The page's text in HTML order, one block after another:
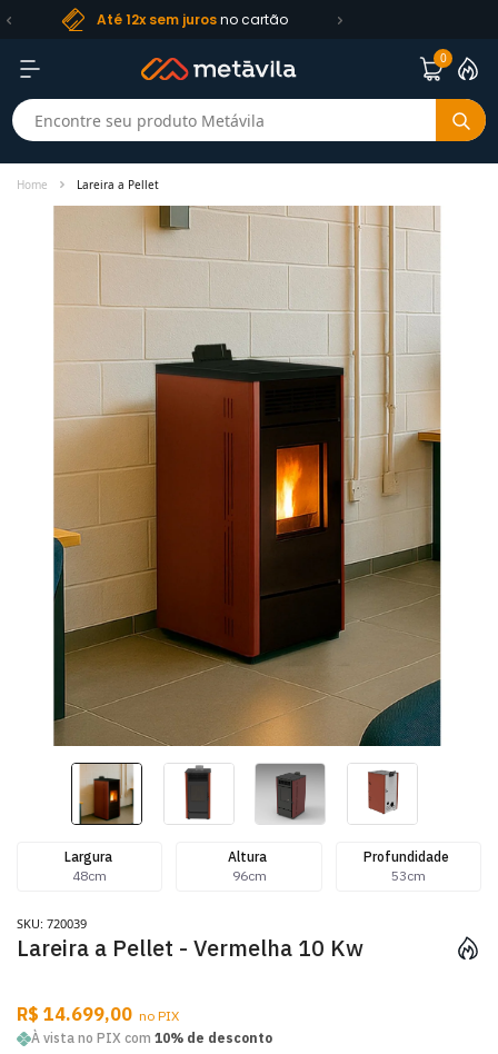
Até 12x sem jurosno cartão
0
Home Lareira a Pellet
Largura
48cm
Altura
96cm
Profundidade
53cm
Lareira a Pellet - Vermelha 10 Kw
SKU: 720039
R$ 14.699,00 no PIX
À vista no PIX com 10% de desconto